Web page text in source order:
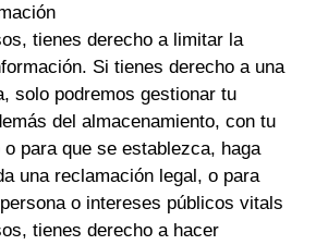
tienes derecho a limitar la
Si tienes derecho a una
solo podremos gestionar tu
del almacenamiento, con tu
para que se establezca, haga
una reclamación legal, o para
o intereses públicos vitals
tienes derecho a hacer